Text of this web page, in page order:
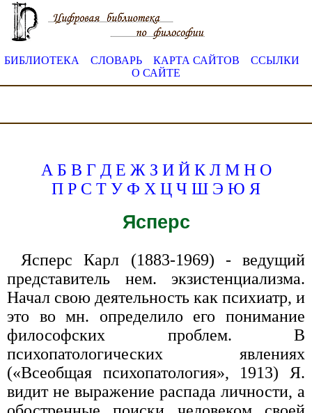
БИБЛИОТЕКА СЛОВАРЬ КАРТА САЙТОВ
ССЫЛКИ
О САЙТЕ
А Б В Г Д Е Ж З И Й К Л М Н О
П Р С Т У Ф Х Ц Ч Ш Э Ю Я
Ясперс
Ясперс Карл (1883-1969) - ведущий
представитель нем. экзистенциализма.
Начал свою деятельность как психиатр, и
это во мн. определило его понимание
философских проблем. В
психопатологических явлениях
(«Всеобщая психопатология», 1913) Я.
видит не выражение распада личности, а